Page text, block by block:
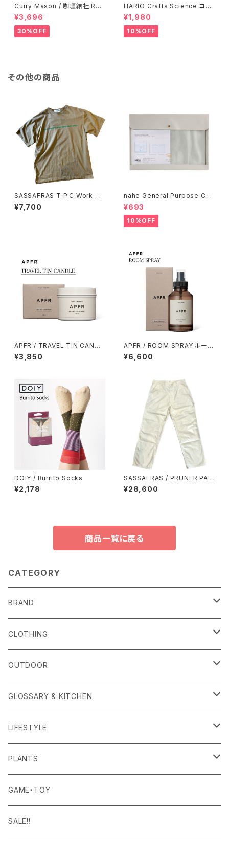
Curry Mason / 咖喱結社 RET
RO T-Shirt
¥3,696
30%OFF
HARIO Crafts Science コニ
カルティーピッチャー 500ml
¥1,980
10%OFF
その他の商品
SASSAFRAS T.P.C.Work W
ear T1/2
¥7,700
nähe General Purpose Cas
e / アイボリー
¥693
10%OFF
APFR / TRAVEL TIN CANDL
E トラベルティンキャンドル
¥3,850
APFR / ROOM SPRAY ルーム
スプレー
¥6,600
DOIY / Burrito Socks
¥2,178
SASSAFRAS / PRUNER PAN
TS
¥28,600
商品一覧に戻る
CATEGORY
BRAND
alls
Amina Collection
APOTHEKE FRAGRANCE
BAICYCLON
BISQUE
Curry Mason
Detail
CLOTHING
OUTER
TOPS
BOTTOMS
ROOM WEAR
SHOES
HAT・CAP
OUTDOOR
CARRYING GOODS
LIGHTING
MILITARY GOODS
NITE IZE
S-BBINER
RGM
GLOSSARY & KITCHEN
FOOD
DRINK
KITCHEN GOODS
TABLEWARE
LIFESTYLE
ALOMA
ART PIECE
BODY & SKIN CARE
PLANTS
POTTED PLANTS
TERRARIUM
GAME・TOY
SALE!!